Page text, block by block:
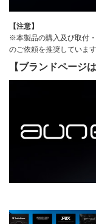
【注意】
※本製品の購入及び取付
のご依頼を推奨しています
【ブランドページ